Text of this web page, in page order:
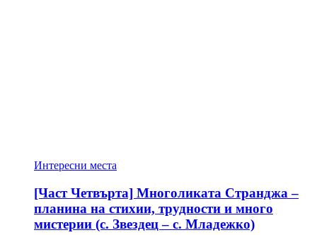
Интересни места
[Част Четвърта] Многоликата Странджа –
планина на стихии, трудности и много
мистерии (с. Звездец – с. Младежко)